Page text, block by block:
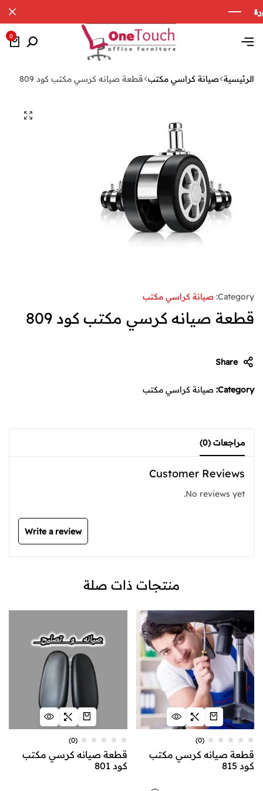
0
الرئيسية صيانة كراسي مكتب قطعة صيانه كرسي مكتب كود 809
Category: صيانة كراسي مكتب
قطعة صيانه كرسي مكتب كود 809
Share
Category: صيانة كراسي مكتب
مراجعات (0)
Customer Reviews
No reviews yet.
Write a review
منتجات ذات صلة
(0)
قطعة صيانه كرسي مكتب
كود 815
(0)
قطعة صيانه كرسي مكتب
كود 801